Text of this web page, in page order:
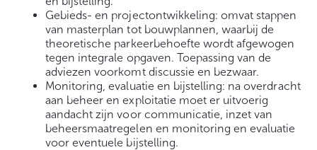
Gebieds- en projectontwikkeling: omvat stappen
van masterplan tot bouwplannen, waarbij de
theoretische parkeerbehoefte wordt afgewogen
tegen integrale opgaven. Toepassing van de
adviezen voorkomt discussie en bezwaar.
Monitoring, evaluatie en bijstelling: na overdracht
aan beheer en exploitatie moet er uitvoerig
aandacht zijn voor communicatie, inzet van
beheersmaatregelen en monitoring en evaluatie
voor eventuele bijstelling.